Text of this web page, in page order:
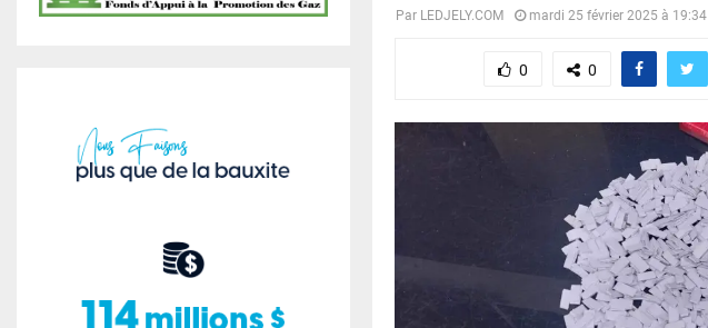
Par LEDJELY.COM mardi 25 février 2025 à 19:34
0 0